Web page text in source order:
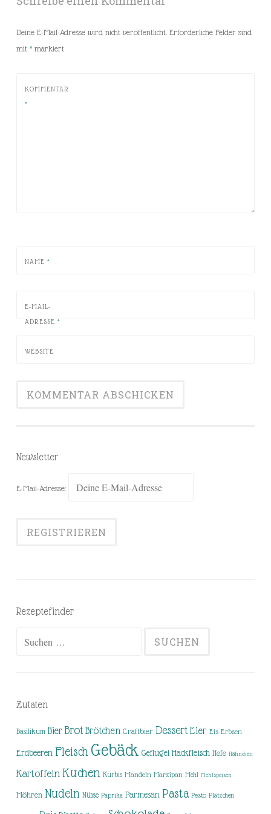
Deine E-Mail-Adresse wird nicht veröffentlicht. Erforderliche Felder sind
mit *markiert
KOMMENTAR
*
NAME *
E-MAIL-
ADRESSE *
WEBSITE
Newsletter
E-Mail-Adresse:
Rezeptefinder
Zutaten
Basilikum Bier Brot Brötchen Craftbier Dessert Eier Eis Erbsen
Erdbeeren Fleisch Gebäck Geflügel Hackfleisch Hefe Hähnchen
Kartoffeln Kuchen Kürbis Mandeln Marzipan Mehl Mehlspeisen
Möhren Nudeln Nüsse Paprika Parmesan Pasta Pesto Plätzchen